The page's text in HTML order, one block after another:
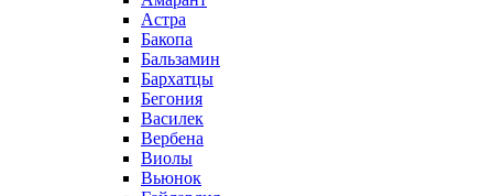
Астра
Бакопа
Бальзамин
Бархатцы
Бегония
Василек
Вербена
Виолы
Вьюнок